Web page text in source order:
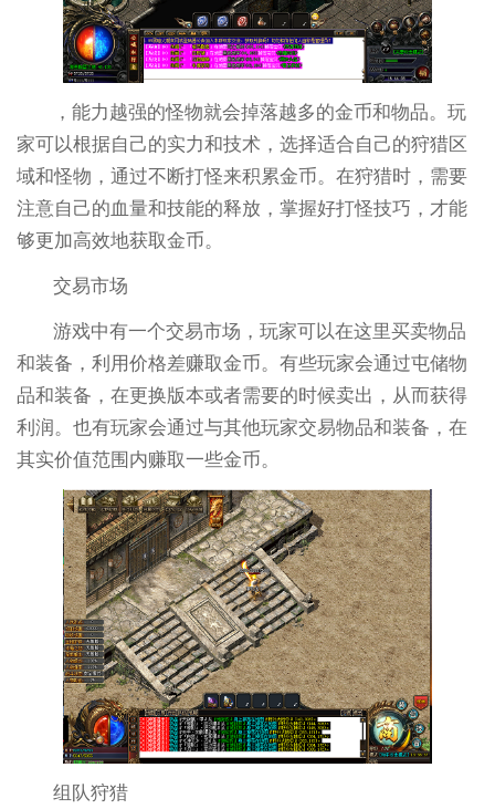
，能力越强的怪物就会掉落越多的金币和物品。玩
家可以根据自己的实力和技术，选择适合自己的狩猎区
域和怪物，通过不断打怪来积累金币。在狩猎时，需要
注意自己的血量和技能的释放，掌握好打怪技巧，才能
够更加高效地获取金币。
交易市场
游戏中有一个交易市场，玩家可以在这里买卖物品
和装备，利用价格差赚取金币。有些玩家会通过屯储物
品和装备，在更换版本或者需要的时候卖出，从而获得
利润。也有玩家会通过与其他玩家交易物品和装备，在
其实价值范围内赚取一些金币。
组队狩猎